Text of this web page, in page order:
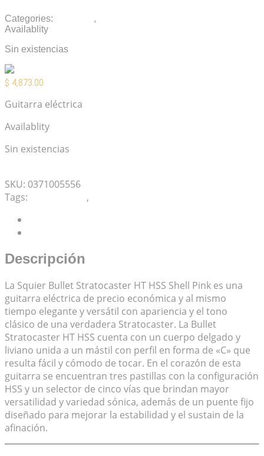
Categories: ,
Availablity
Sin existencias
$ 4,873.00
Guitarra eléctrica
Availablity
Sin existencias
SKU: 0371005556
Tags:
,
Descripción
La Squier Bullet Stratocaster HT HSS Shell Pink es una
guitarra eléctrica de precio económica y al mismo
tiempo elegante y versátil con apariencia y el tono
clásico de una verdadera Stratocaster. La Bullet
Stratocaster HT HSS cuenta con un cuerpo delgado y
liviano unida a un mástil con perfil en forma de «C» que
resulta fácil y cómodo de tocar. En el corazón de esta
guitarra se encuentran tres pastillas con la configuración
HSS y un selector de cinco vías que brindan mayor
versatilidad y variedad sónica, además de un puente fijo
diseñado para mejorar la estabilidad y el sustain de la
afinación.